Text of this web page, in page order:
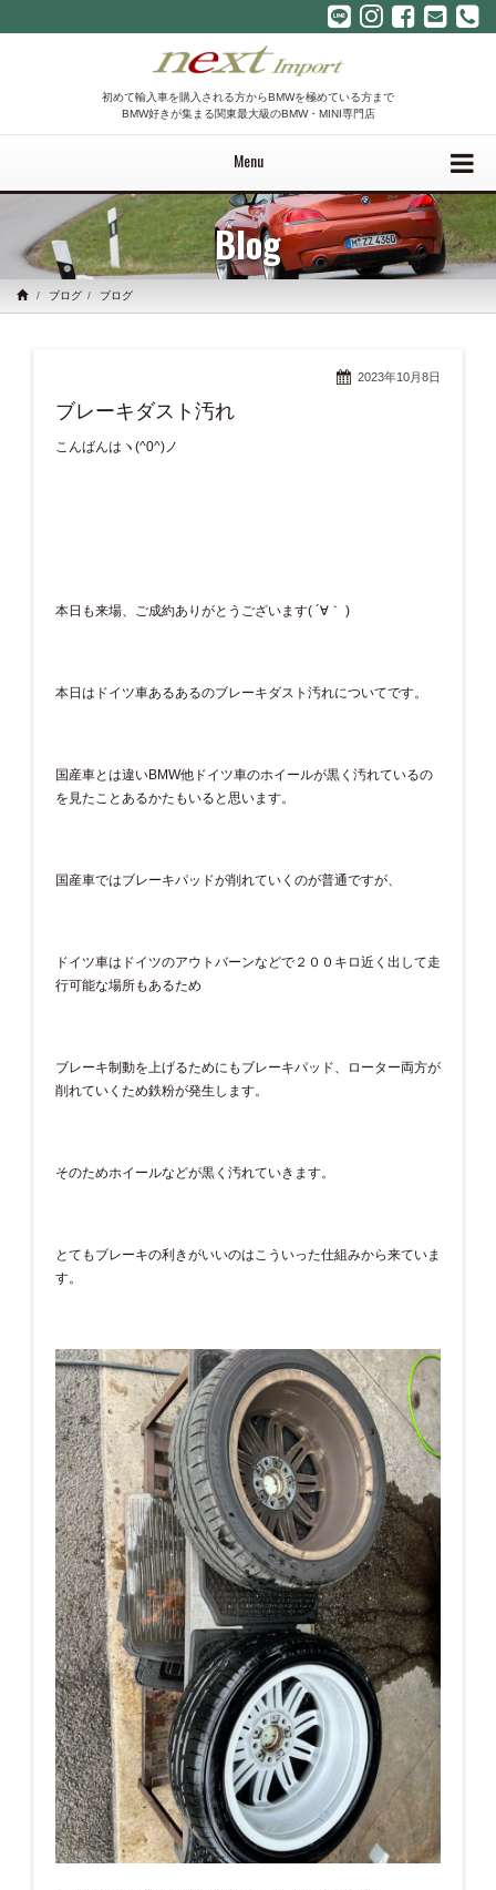
初めて輸入車を購入される方からBMWを極めている方まで
BMW好きが集まる関東最大級のBMW・MINI専門店
Menu
Blog
ブログ ブログ
2023年10月8日
ブレーキダスト汚れ
こんばんはヽ(^0^)ノ
本日も来場、ご成約ありがとうございます( ´∀｀ )
本日はドイツ車あるあるのブレーキダスト汚れについてです。
国産車とは違いBMW他ドイツ車のホイールが黒く汚れているの
を見たことあるかたもいると思います。
国産車ではブレーキパッドが削れていくのが普通ですが、
ドイツ車はドイツのアウトバーンなどで２００キロ近く出して走
行可能な場所もあるため
ブレーキ制動を上げるためにもブレーキパッド、ローター両方が
削れていくため鉄粉が発生します。
そのためホイールなどが黒く汚れていきます。
とてもブレーキの利きがいいのはこういった仕組みから来ていま
す。